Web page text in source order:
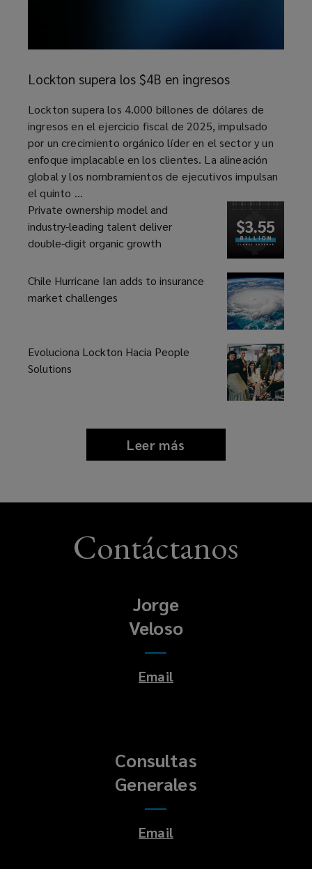
supera
$4B
en
ingresos
Lockton supera los $4B en ingresos
article
Lockton supera los 4.000 billones de dólares de
ingresos en el ejercicio fiscal de 2025, impulsado
por un crecimiento orgánico líder en el sector y un
enfoque implacable en los clientes. La alineación
global y los nombramientos de ejecutivos impulsan
el quinto ...
Private ownership model and
industry-leading talent deliver
double-digit organic growth
Chile Hurricane Ian adds to insurance
market challenges
Evoluciona Lockton Hacia People
Solutions
Leer más
news
and
Contáctanos
Jorge
Veloso
Email
Consultas
Generales
Email